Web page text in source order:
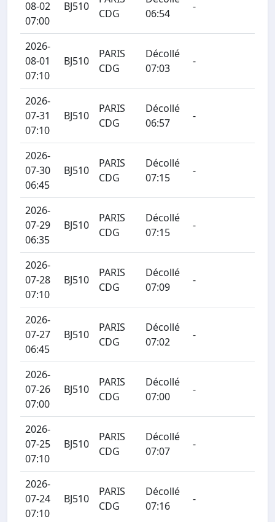
08-02
07:00
BJ510
CDG
06:54
-
2026-
08-01
07:10
BJ510
PARIS
CDG
Décollé
07:03
-
2026-
07-31
07:10
BJ510
PARIS
CDG
Décollé
06:57
-
2026-
07-30
06:45
BJ510
PARIS
CDG
Décollé
07:15
-
2026-
07-29
06:35
BJ510
PARIS
CDG
Décollé
07:15
-
2026-
07-28
07:10
BJ510
PARIS
CDG
Décollé
07:09
-
2026-
07-27
06:45
BJ510
PARIS
CDG
Décollé
07:02
-
2026-
07-26
07:00
BJ510
PARIS
CDG
Décollé
07:00
-
2026-
07-25
07:10
BJ510
PARIS
CDG
Décollé
07:07
-
2026-
07-24
07:10
BJ510
PARIS
CDG
Décollé
07:16
-